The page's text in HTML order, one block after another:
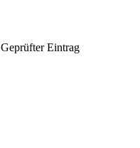
Geprüfter Eintrag